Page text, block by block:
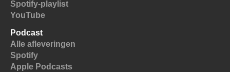
Spotify-playlist
YouTube
Podcast
Alle afleveringen
Spotify
Apple Podcasts